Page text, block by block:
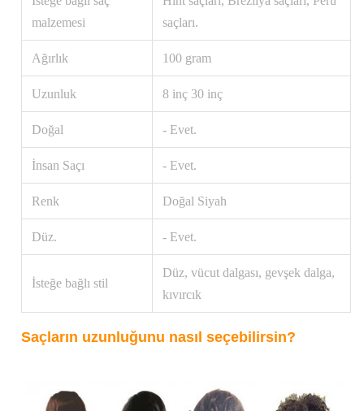
malzemesi
saçları.
Ağırlık 100 gram
Uzunluk 8 inç 30 inç
Doğal - Evet.
İnsan Saçı - Evet.
Renk Doğal Siyah
Düz. - Evet.
İsteğe bağlı stil
Düz, vücut dalgası, gevşek dalga,
kıvırcık
Saçların uzunluğunu nasıl seçebilirsin?